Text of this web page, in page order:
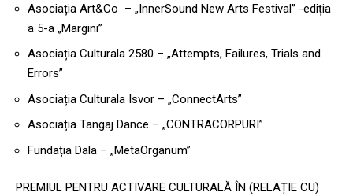
Asociația Art&Co – „InnerSound New Arts Festival” -ediția
a 5-a „Margini”
Asociația Culturala 2580 – „Attempts, Failures, Trials and
Errors”
Asociația Culturala Isvor – „ConnectArts”
Asociația Tangaj Dance – „CONTRACORPURI”
Fundația Dala – „MetaOrganum”
PREMIUL PENTRU ACTIVARE CULTURALĂ ÎN (RELAȚIE CU)